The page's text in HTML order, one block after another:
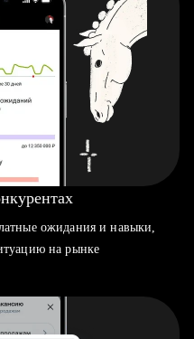
ожидания и навыки,
на рынке